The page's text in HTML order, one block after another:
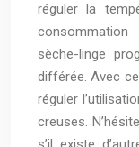
réguler la
sèche-linge
différée. Avec
réguler
creuses.